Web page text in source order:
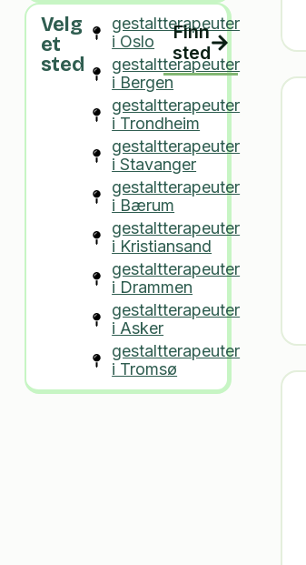
Velg
et
sted
gestaltterapeuter
i Oslo
gestaltterapeuter
i Bergen
gestaltterapeuter
i Trondheim
gestaltterapeuter
i Stavanger
gestaltterapeuter
i Bærum
gestaltterapeuter
i Kristiansand
gestaltterapeuter
i Drammen
gestaltterapeuter
i Asker
gestaltterapeuter
i Tromsø
Finn
sted